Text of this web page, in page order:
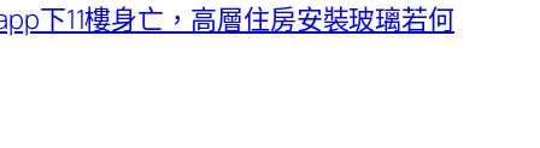
下11樓身亡，高層住房安裝玻璃若何